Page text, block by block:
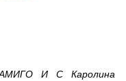
И С Каролина